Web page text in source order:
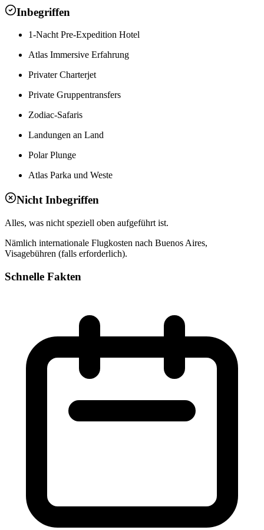
Inbegriffen
1-Nacht Pre-Expedition Hotel
Atlas Immersive Erfahrung
Privater Charterjet
Private Gruppentransfers
Zodiac-Safaris
Landungen an Land
Polar Plunge
Atlas Parka und Weste
Nicht Inbegriffen
Alles, was nicht speziell oben aufgeführt ist.
Nämlich internationale Flugkosten nach Buenos Aires,
Visagebühren (falls erforderlich).
Schnelle Fakten